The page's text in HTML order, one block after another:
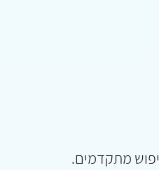
מתקדמים.